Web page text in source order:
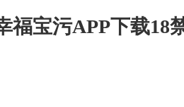
宝污APP下载18